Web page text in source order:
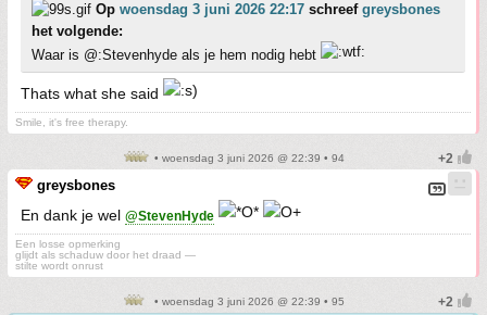
Op woensdag 3 juni 2026 22:17 schreef greysbones
het volgende:
Waar is @:Stevenhyde als je hem nodig hebt
Thats what she said
Smile, it's free therapy.
• woensdag 3 juni 2026 @ 22:39 • 94
greysbones
En dank je wel @StevenHyde
Een losse opmerking
glijdt als schaduw door het draad —
stilte wordt onrust
• woensdag 3 juni 2026 @ 22:39 • 95